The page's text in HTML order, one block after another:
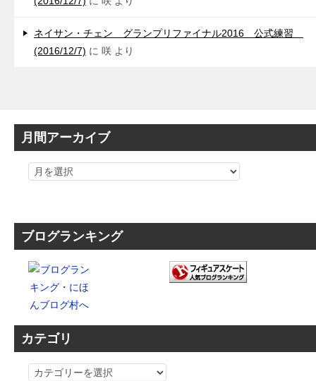
ネイサン・チェン グランプリファイナル2016 公式練習
(2016/12/7) に 咲 より
月間アーカイブ
ブログランキング
カテゴリ
カ